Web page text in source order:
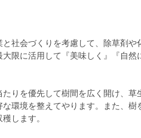
社会づくりを考慮して、除草剤や
限に活用して『美味しく』『自然
りを優先して樹間を広く開け、草
環境を整えてやります。また、樹
します。